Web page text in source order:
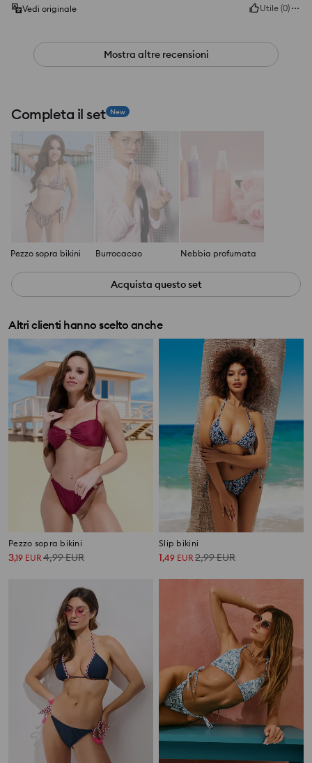
Vedi originale
Utile (0)
Mostra altre recensioni
Completa il set New
Pezzo sopra bikini Burrocacao Nebbia profumata
Acquista questo set
Altri clienti hanno scelto anche
Pezzo sopra bikini
3,19 EUR4,99EUR
Slip bikini
1,49 EUR2,99EUR